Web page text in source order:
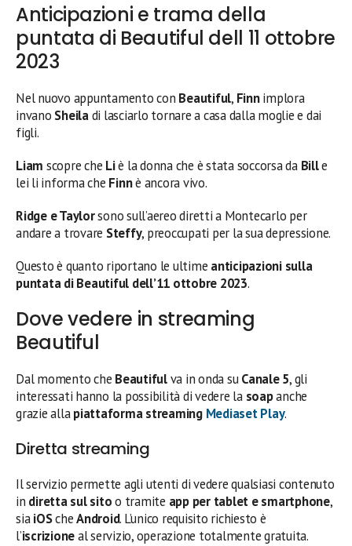
Anticipazioni e trama della
puntata di Beautiful dell 11 ottobre
2023
Nel nuovo appuntamento con Beautiful, Finnimplora
invano Sheiladi lasciarlo tornare a casa dalla moglie e dai
figli.
Liam scopre che Liè la donna che è stata soccorsa da Bille
lei li informa che Finnè ancora vivo.
Ridge e Taylorsono sull’aereo diretti a Montecarlo per
andare a trovare Steffy, preoccupati per la sua depressione.
Questo è quanto riportano le ultime anticipazioni sulla
puntata di Beautiful dell’11 ottobre 2023.
Dove vedere in streaming
Beautiful
Dal momento che Beautifulva in onda suCanale 5, gli
interessati hanno la possibilità di vedere la soapanche
grazie allapiattaforma streaming Mediaset Play.
Diretta streaming
Il servizio permette agli utenti di vedere qualsiasi contenuto
in diretta sul sitoo tramite app per tablet e smartphone,
siaiOScheAndroid. L’unico requisito richiesto è
l’iscrizioneal servizio, operazione totalmente gratuita.